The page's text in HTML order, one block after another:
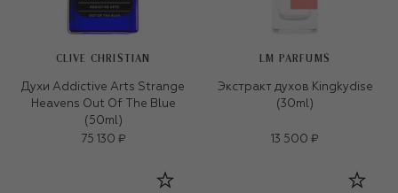
CLIVE CHRISTIAN
Духи Addictive Arts Strange
Heavens Out Of The Blue
(50ml)
75 130 ₽
LM PARFUMS
Экстракт духов Kingkydise
(30ml)
13 500 ₽